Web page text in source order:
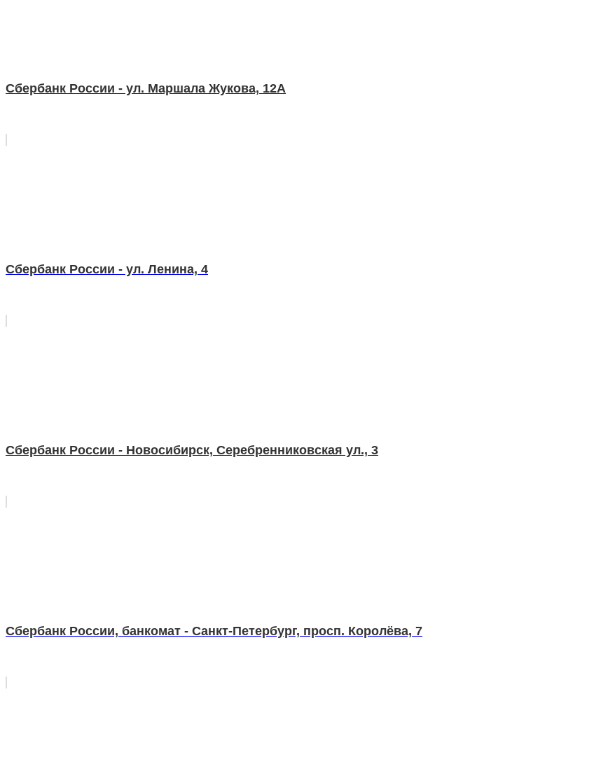
Сбербанк России - ул. Маршала Жукова, 12А
Сбербанк России - ул. Ленина, 4
Сбербанк России - Новосибирск, Серебренниковская ул., 3
Сбербанк России, банкомат - Санкт-Петербург, просп. Королёва, 7